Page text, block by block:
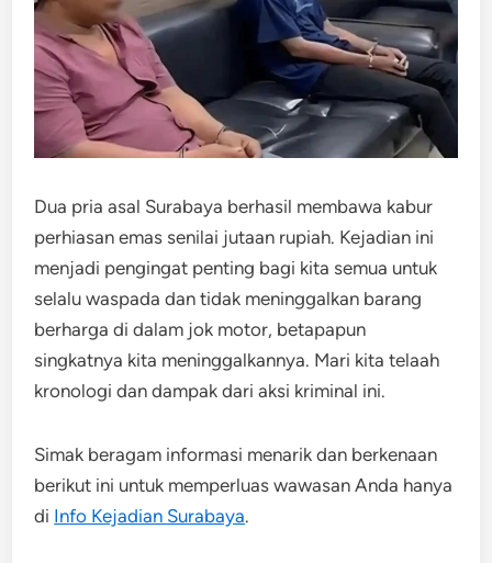
Dua pria asal Surabaya berhasil membawa kabur
perhiasan emas senilai jutaan rupiah. ​Kejadian ini
menjadi pengingat penting bagi kita semua untuk
selalu waspada dan tidak meninggalkan barang
berharga di dalam jok motor, betapapun
singkatnya kita meninggalkannya.​ Mari kita telaah
kronologi dan dampak dari aksi kriminal ini.
Simak beragam informasi menarik dan berkenaan
berikut ini untuk memperluas wawasan Anda hanya
di Info Kejadian Surabaya.